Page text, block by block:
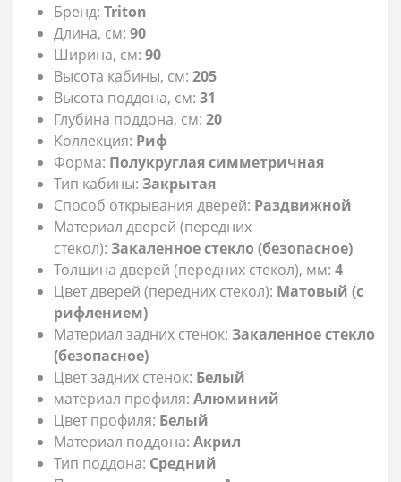
Бренд: Triton
Длина, см: 90
Ширина, см: 90
Высота кабины, см: 205
Высота поддона, см: 31
Глубина поддона, см: 20
Коллекция: Риф
Форма: Полукруглая симметричная
Тип кабины: Закрытая
Способ открывания дверей: Раздвижной
Материал дверей (передних
стекол): Закаленное стекло (безопасное)
Толщина дверей (передних стекол), мм: 4
Цвет дверей (передних стекол): Матовый (с
рифлением)
Материал задних стенок: Закаленное стекло
(безопасное)
Цвет задних стенок: Белый
материал профиля: Алюминий
Цвет профиля: Белый
Материал поддона: Акрил
Тип поддона: Средний